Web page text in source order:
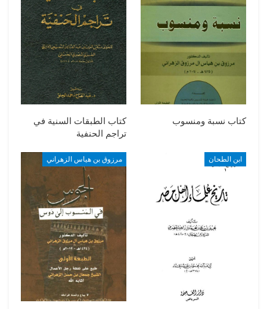
كتاب نسبة ومنسوب
كتاب الطبقات السنية في
تراجم الحنفية
ابن الطحان مرزوق بن هياس الزهراني